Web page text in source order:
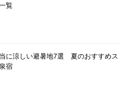
覧
当に涼しい避暑地7選 夏のおすすめス
宿